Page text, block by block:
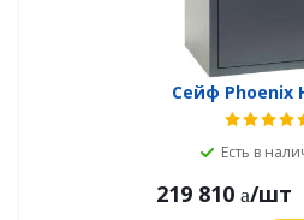
Сейф Phoenix
Есть в
219 810 /шт